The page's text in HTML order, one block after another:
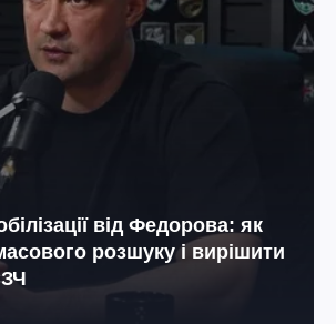
від Федорова: як
розшуку і вирішити